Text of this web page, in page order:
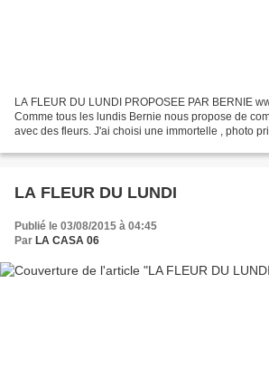
LA FLEUR DU LUNDI PROPOSEE PAR BERNIE
Comme tous les lundis Bernie nous propose de
avec des fleurs. J'ai choisi une immortelle , photo
LA FLEUR DU LUNDI
Publié le 03/08/2015 à 04:45
Par LA CASA 06